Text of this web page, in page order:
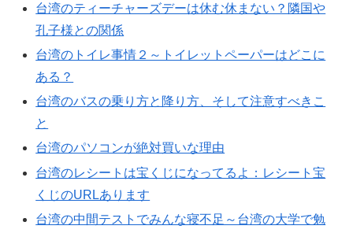
台湾のティーチャーズデーは休む休まない？隣国や
孔子様との関係
台湾のトイレ事情２～トイレットペーパーはどこに
ある？
台湾のバスの乗り方と降り方、そして注意すべきこ
と
台湾のパソコンが絶対買いな理由
台湾のレシートは宝くじになってるよ：レシート宝
くじのURLあります
台湾の中間テストでみんな寝不足～台湾の大学で勉